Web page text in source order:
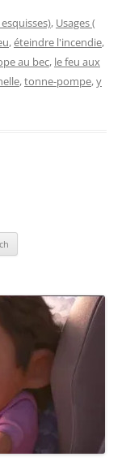
, Usages (
,éteindre l'incendie,
au bec, le feu aux
,tonne-pompe,y